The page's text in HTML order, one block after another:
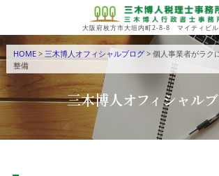
大阪府枚方市大垣内町2-8-8 マイティビ
HOME> 三木博人オフィシャルブログ> 個人事業者がラク
整備
三木博人オフィシャル